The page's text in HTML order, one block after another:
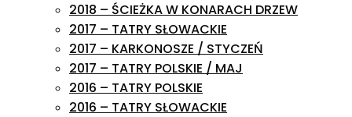
2018 – ŚCIEŻKA W KONARACH DRZEW
2017 – TATRY SŁOWACKIE
2017 – KARKONOSZE / STYCZEŃ
2017 – TATRY POLSKIE / MAJ
2016 – TATRY POLSKIE
2016 – TATRY SŁOWACKIE